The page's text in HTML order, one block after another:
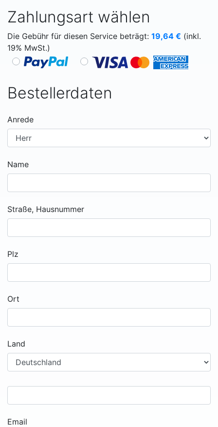
Zahlungsart wählen
Die Gebühr für diesen Service beträgt: 19,64 € (inkl.
19% MwSt.)
Bestellerdaten
Anrede
Name
Straße, Hausnummer
Plz
Ort
Land
Email